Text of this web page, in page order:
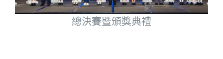
總決賽暨頒獎典禮